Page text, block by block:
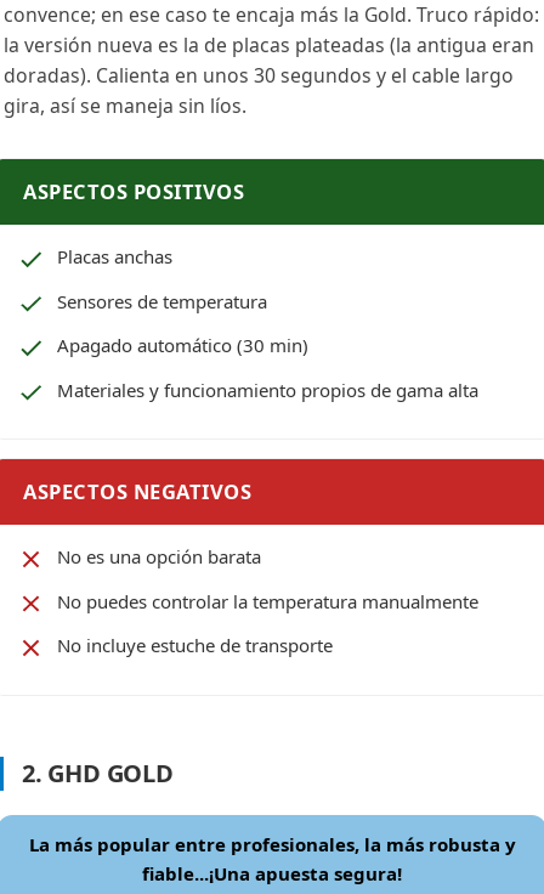
convence; en ese caso te encaja más la Gold. Truco rápido:
la versión nueva es la de placas plateadas (la antigua eran
doradas). Calienta en unos 30 segundos y el cable largo
gira, así se maneja sin líos.
ASPECTOS POSITIVOS
Placas anchas
Sensores de temperatura
Apagado automático (30 min)
Materiales y funcionamiento propios de gama alta
ASPECTOS NEGATIVOS
No es una opción barata
No puedes controlar la temperatura manualmente
No incluye estuche de transporte
2. GHD GOLD
La más popular entre profesionales, la más robusta y
fiable...¡Una apuesta segura!